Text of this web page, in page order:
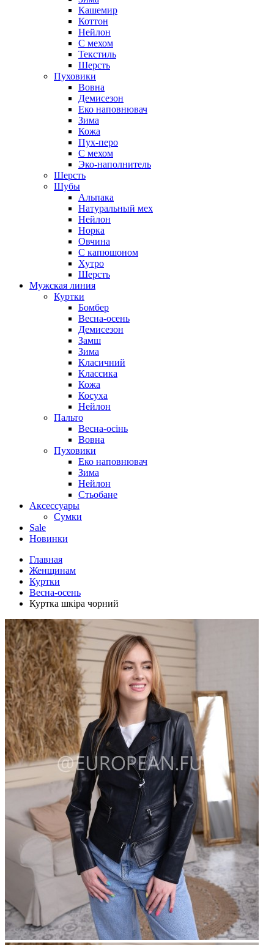
Кашемир
Коттон
Нейлон
С мехом
Текстиль
Шерсть
Пуховики
Вовна
Демисезон
Еко наповнювач
Зима
Кожа
Пух-перо
С мехом
Эко-наполнитель
Шерсть
Шубы
Альпака
Натуральный мех
Нейлон
Норка
Овчина
С капюшоном
Хутро
Шерсть
Мужская линия
Куртки
Бомбер
Весна-осень
Демисезон
Замш
Зима
Класичний
Классика
Кожа
Косуха
Нейлон
Пальто
Весна-осінь
Вовна
Пуховики
Еко наповнювач
Зима
Нейлон
Стьобане
Аксессуары
Сумки
Sale
Новинки
Главная
Женщинам
Куртки
Весна-осень
Куртка шкіра чорний